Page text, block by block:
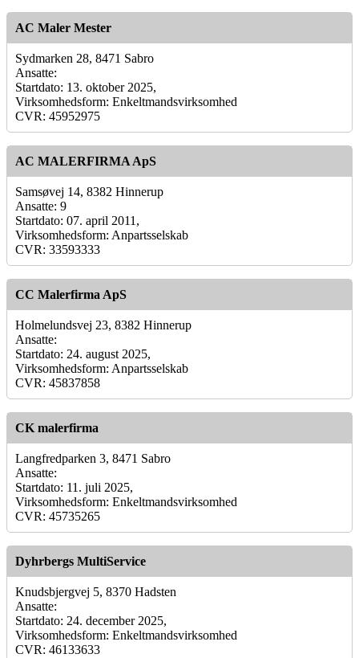
AC Maler Mester
Sydmarken 28, 8471 Sabro
Ansatte:
Startdato: 13. oktober 2025,
Virksomhedsform: Enkeltmandsvirksomhed
CVR: 45952975
AC MALERFIRMA ApS
Samsøvej 14, 8382 Hinnerup
Ansatte: 9
Startdato: 07. april 2011,
Virksomhedsform: Anpartsselskab
CVR: 33593333
CC Malerfirma ApS
Holmelundsvej 23, 8382 Hinnerup
Ansatte:
Startdato: 24. august 2025,
Virksomhedsform: Anpartsselskab
CVR: 45837858
CK malerfirma
Langfredparken 3, 8471 Sabro
Ansatte:
Startdato: 11. juli 2025,
Virksomhedsform: Enkeltmandsvirksomhed
CVR: 45735265
Dyhrbergs MultiService
Knudsbjergvej 5, 8370 Hadsten
Ansatte:
Startdato: 24. december 2025,
Virksomhedsform: Enkeltmandsvirksomhed
CVR: 46133633